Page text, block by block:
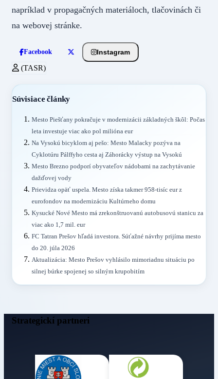
napríklad v propagačných materiáloch, tlačovinách či
na webovej stránke.
Facebook Instagram
(TASR)
Súvisiace články
Mesto Piešťany pokračuje v modernizácii základných škôl: Počas
leta investuje viac ako pol milióna eur
Na Vysokú bicyklom aj pešo: Mesto Malacky pozýva na
Cyklotúru Pálffyho cesta aj Záhorácky výstup na Vysokú
Mesto Brezno podporí obyvateľov nádobami na zachytávanie
dažďovej vody
Prievidza opäť uspela. Mesto získa takmer 958-tisíc eur z
eurofondov na modernizáciu Kultúrneho domu
Kysucké Nové Mesto má zrekonštruovanú autobusovú stanicu za
viac ako 1,7 mil. eur
FC Tatran Prešov hľadá investora. Súťažné návrhy prijíma mesto
do 20. júla 2026
Aktualizácia: Mesto Prešov vyhlásilo mimoriadnu situáciu po
silnej búrke spojenej so silným krupobitím
Strategickí partneri